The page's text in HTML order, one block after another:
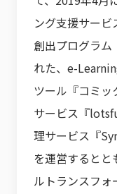
ング支援サー
創出プログラ
れた、e-
ツール『コミ
サービス『
理サービス『
を運営するとと
ルトランスフォ